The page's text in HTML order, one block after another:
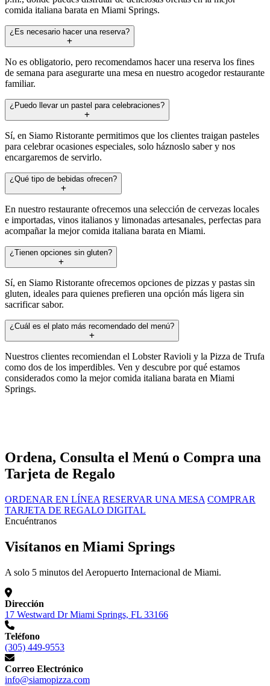
comida italiana barata en Miami Springs.
¿Es necesario hacer una reserva?
No es obligatorio, pero recomendamos hacer una reserva los fines
de semana para asegurarte una mesa en nuestro acogedor restaurante
familiar.
¿Puedo llevar un pastel para celebraciones?
Sí, en Siamo Ristorante permitimos que los clientes traigan pasteles
para celebrar ocasiones especiales, solo háznoslo saber y nos
encargaremos de servirlo.
¿Qué tipo de bebidas ofrecen?
En nuestro restaurante ofrecemos una selección de cervezas locales
e importadas, vinos italianos y limonadas artesanales, perfectas para
acompañar la mejor comida italiana barata en Miami.
¿Tienen opciones sin gluten?
Sí, en Siamo Ristorante ofrecemos opciones de pizzas y pastas sin
gluten, ideales para quienes prefieren una opción más ligera sin
sacrificar sabor.
¿Cuál es el plato más recomendado del menú?
Nuestros clientes recomiendan el Lobster Ravioli y la Pizza de Trufa
como dos de los imperdibles. Ven y descubre por qué estamos
considerados como la mejor comida italiana barata en Miami
Springs.
Ordena, Consulta el Menú o Compra una
Tarjeta de Regalo
ORDENAR EN LÍNEA RESERVAR UNA MESA COMPRAR
TARJETA DE REGALO DIGITAL
Encuéntranos
Visítanos en Miami Springs
A solo 5 minutos del Aeropuerto Internacional de Miami.
Dirección
17 Westward Dr Miami Springs, FL 33166
Teléfono
(305) 449-9553
Correo Electrónico
info@siamopizza.com